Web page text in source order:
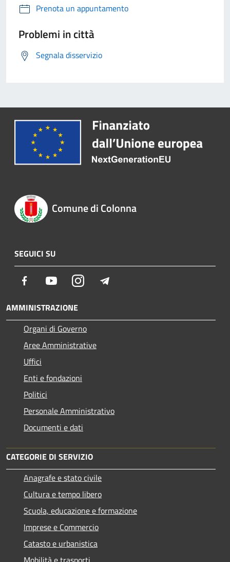
Prenota un appuntamento
Problemi in città
Segnala disservizio
Comune di Colonna
SEGUICI SU
Facebook YoutubeInstagram
AMMINISTRAZIONE
Organi di Governo
Aree Amministrative
Uffici
Enti e fondazioni
Politici
Personale Amministrativo
Documenti e dati
CATEGORIE DI SERVIZIO
Anagrafe e stato civile
Cultura e tempo libero
Scuola, educazione e formazione
Imprese e Commercio
Catasto e urbanistica